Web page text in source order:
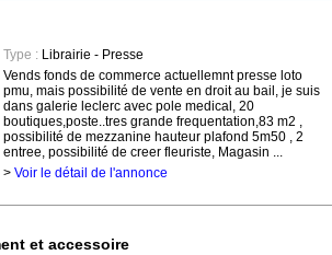
Type :Librairie - Presse
Vends fonds de commerce actuellemnt presse loto
pmu, mais possibilité de vente en droit au bail, je suis
dans galerie leclerc avec pole medical, 20
boutiques,poste..tres grande frequentation,83 m2 ,
possibilité de mezzanine hauteur plafond 5m50 , 2
entree, possibilité de creer fleuriste, Magasin ...
> Voir le détail de l'annonce
et accessoire